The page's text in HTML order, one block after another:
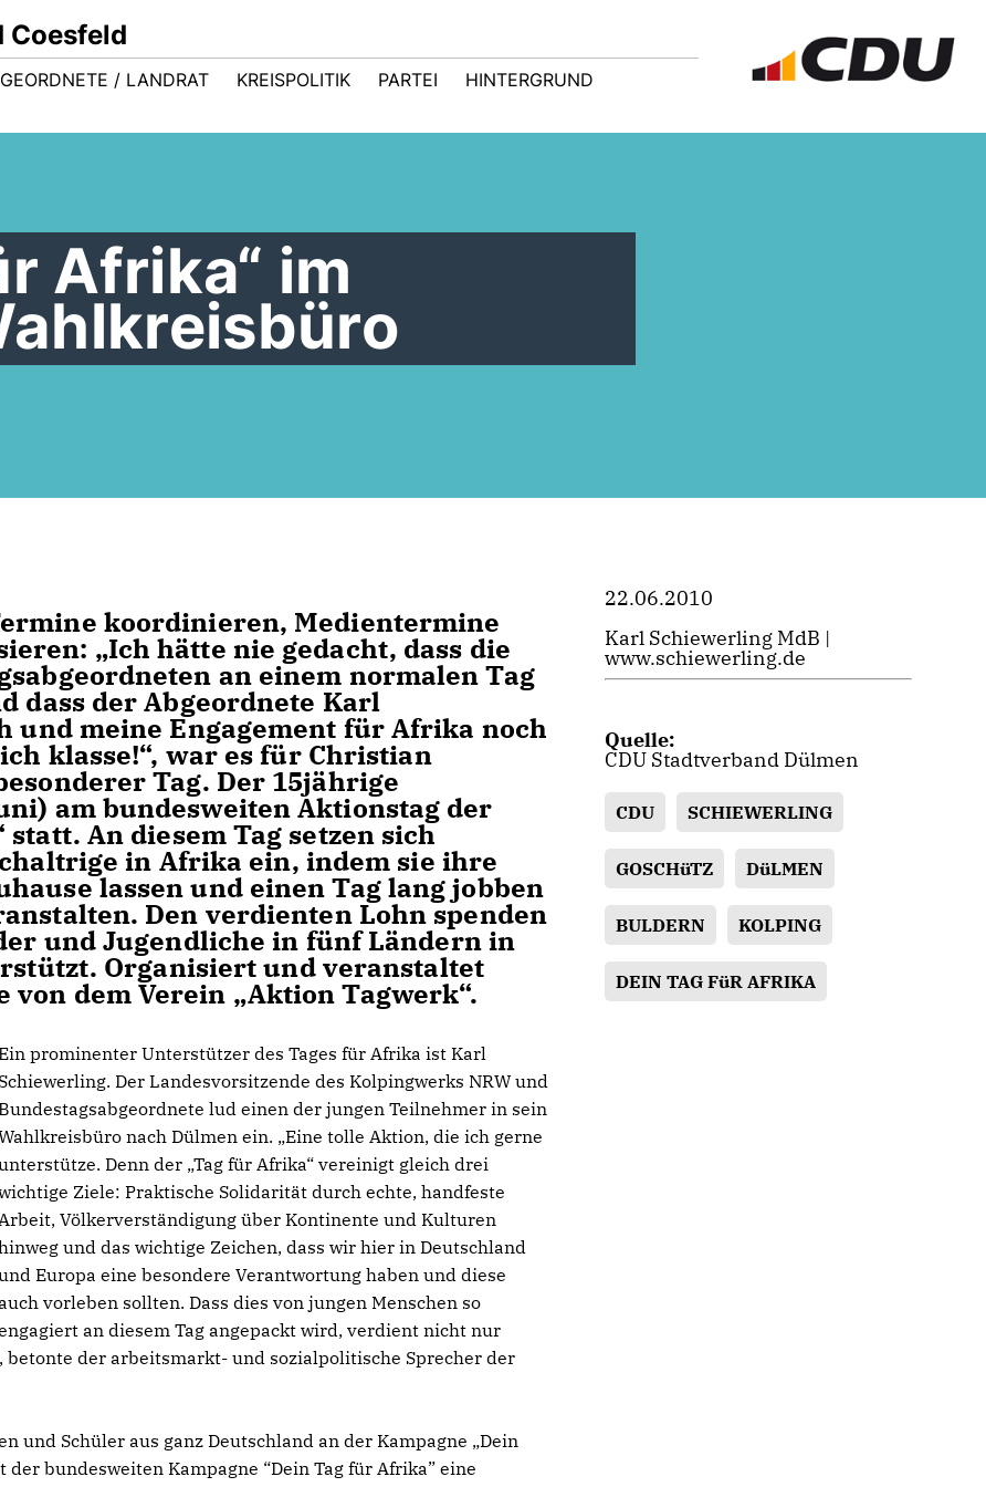
Coesfeld
/ LANDRAT KREISPOLITIK PARTEI HINTERGRUND
Afrika“ im
koordinieren, Medientermine
„Ich hätte nie gedacht, dass die
an einem normalen Tag
dass der Abgeordnete Karl
und meine Engagement für Afrika noch
klasse!“, war es für Christian
Tag. Der 15jährige
am bundesweiten Aktionstag der
An diesem Tag setzen sich
in Afrika ein, indem sie ihre
lassen und einen Tag lang jobben
Den verdienten Lohn spenden
und Jugendliche in fünf Ländern in
Organisiert und veranstaltet
dem Verein „Aktion Tagwerk“.
prominenter Unterstützer des Tages für Afrika ist Karl
Schiewerling. Der Landesvorsitzende des Kolpingwerks NRW und
lud einen der jungen Teilnehmer in sein
nach Dülmen ein. „Eine tolle Aktion, die ich gerne
Denn der „Tag für Afrika“ vereinigt gleich drei
Ziele: Praktische Solidarität durch echte, handfeste
Völkerverständigung über Kontinente und Kulturen
und das wichtige Zeichen, dass wir hier in Deutschland
Europa eine besondere Verantwortung haben und diese
vorleben sollten. Dass dies von jungen Menschen so
an diesem Tag angepackt wird, verdient nicht nur
der arbeitsmarkt- und sozialpolitische Sprecher der
und Schüler aus ganz Deutschland an der Kampagne „Dein
bundesweiten Kampagne “Dein Tag für Afrika” eine
22.06.2010
Karl Schiewerling MdB |
www.schiewerling.de
Quelle:
CDU Stadtverband Dülmen
CDU SCHIEWERLING
GOSCHüTZ DüLMEN
BULDERN KOLPING
DEIN TAG FüR AFRIKA